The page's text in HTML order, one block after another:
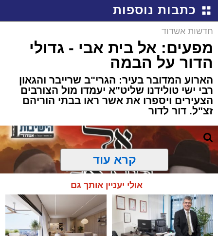
כתבות נוספות
חדשות אשדוד
מפעים: אל בית אבי - גדולי
הדור על הבמה
הארוע המדובר בעיר: הגרי"ב שרייבר והגאון
רבי ישי טולידנו שליט"א יעמדו מול הצורבים
הצעירים ויספרו את אשר ראו בבתי הוריהם
זצ"ל. דור לדור
קרא עוד
אולי יעניין אותך גם